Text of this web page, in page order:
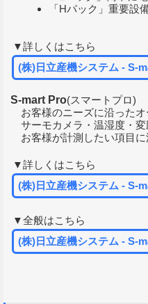
「Hパック」重要設
▼詳しくはこちら
(株)日立産機システム - S-
S-mart Pro(スマートプロ)
お客様のニーズに沿った
サーモカメラ・温湿度・
お客様が計測したい項目
▼詳しくはこちら
(株)日立産機システム - S-
▼全般はこちら
(株)日立産機システム - S-